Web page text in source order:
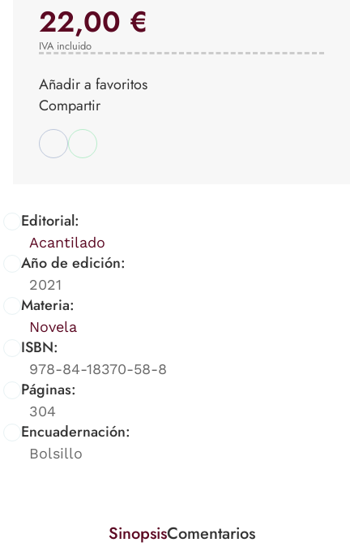
Editorial:
Acantilado
Año de edición:
2021
Materia:
Novela
ISBN:
978-84-18370-58-8
Páginas:
304
Encuadernación:
Bolsillo
22,00 €
IVA incluido
Añadir a favoritos
Compartir
SinopsisComentarios